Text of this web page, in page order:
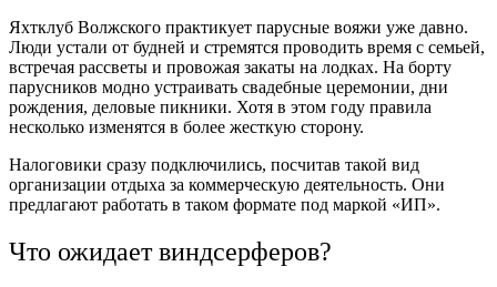
Яхтклуб Волжского практикует парусные вояжи уже давно.
Люди устали от будней и стремятся проводить время с семьей,
встречая рассветы и провожая закаты на лодках. На борту
парусников модно устраивать свадебные церемонии, дни
рождения, деловые пикники. Хотя в этом году правила
несколько изменятся в более жесткую сторону.
Налоговики сразу подключились, посчитав такой вид
организации отдыха за коммерческую деятельность. Они
предлагают работать в таком формате под маркой «ИП».
Что ожидает виндсерферов?